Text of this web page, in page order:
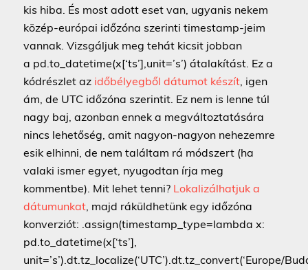
kis hiba. És most adott eset van, ugyanis nekem
közép-európai időzóna szerinti timestamp-jeim
vannak. Vizsgáljuk meg tehát kicsit jobban
a pd.to_datetime(x[‘ts’],unit=’s’) átalakítást. Ez a
kódrészlet az időbélyegből dátumot készít, igen
ám, de UTC időzóna szerintit. Ez nem is lenne túl
nagy baj, azonban ennek a megváltoztatására
nincs lehetőség, amit nagyon-nagyon nehezemre
esik elhinni, de nem találtam rá módszert (ha
valaki ismer egyet, nyugodtan írja meg
kommentbe). Mit lehet tenni? Lokalizálhatjuk a
dátumunkat, majd ráküldhetünk egy időzóna
konverziót: .assign(timestamp_type=lambda x:
pd.to_datetime(x[‘ts’],
unit=’s’).dt.tz_localize(‘UTC’).dt.tz_convert(‘Europe/